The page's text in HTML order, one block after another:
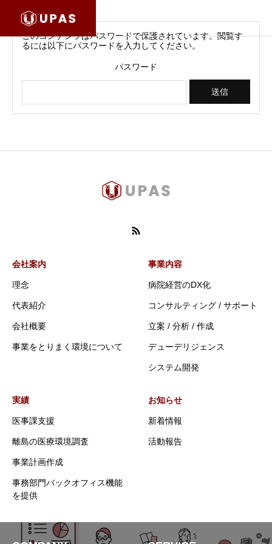
このコンテンツはパスワードで保護されています。閲覧す
るには以下にパスワードを入力してください。
パスワード
会社案内
理念
代表紹介
会社概要
事業をとりまく環境について
事業内容
病院経営のDX化
コンサルティング / サポート
立案 / 分析 / 作成
デューデリジェンス
システム開発
実績
医事課支援
離島の医療環境調査
事業計画作成
事務部門バックオフィス機能
を提供
お知らせ
新着情報
活動報告